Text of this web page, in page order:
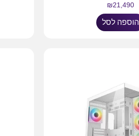
₪21,490
הוספה לסל